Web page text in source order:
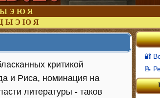
Ы Э Ю Я
Ы Э Ю Я
критикой
и Риса, номинация на
литературы - таков
🔐
📝